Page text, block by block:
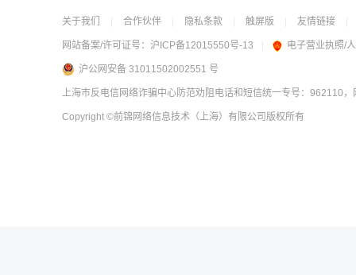
关于我们 合作伙伴 隐私条款 触屏版 友情链接
网站备案/许可证号： 沪ICP备12015550号-13 电子营业执照/
沪公网安备 31011502002551 号
上海市反电信网络诈骗中心防范劝阻电话和短信统一专号：962110
Copyright ©前锦网络信息技术（上海）有限公司 版权所有